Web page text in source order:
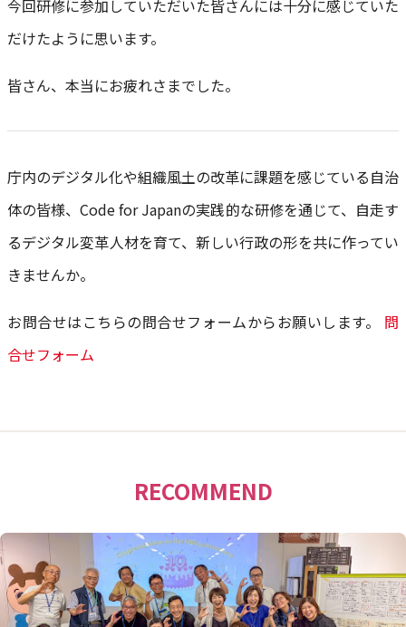
今回研修に参加していただいた皆さんには十分に感じていた
だけたように思います。
皆さん、本当にお疲れさまでした。
庁内のデジタル化や組織風土の改革に課題を感じている自治
体の皆様、Code for Japanの実践的な研修を通じて、自走す
るデジタル変革人材を育て、新しい行政の形を共に作ってい
きませんか。
お問合せはこちらの問合せフォームからお願いします。 問
合せフォーム
RECOMMEND